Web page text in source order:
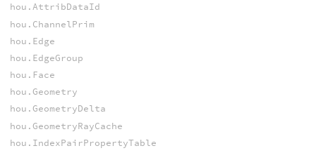
hou.AttribDataId
hou.ChannelPrim
hou.Edge
hou.EdgeGroup
hou.Face
hou.Geometry
hou.GeometryDelta
hou.GeometryRayCache
hou.IndexPairPropertyTable